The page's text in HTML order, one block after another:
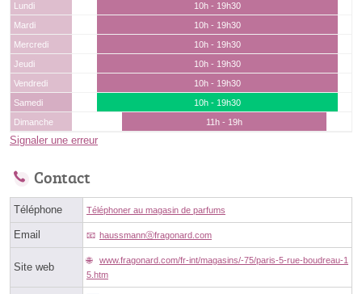
Lundi
10h - 19h30
Mardi
10h - 19h30
Mercredi
10h - 19h30
Jeudi
10h - 19h30
Vendredi
10h - 19h30
Samedi
10h - 19h30
Dimanche
11h - 19h
Signaler une erreur
Contact
Téléphone Téléphoner au magasin de parfums
Email haussmannⓐfragonard.com
Site web
www.fragonard.com/fr-int/magasins/-75/paris-5-rue-boudreau-1
5.htm